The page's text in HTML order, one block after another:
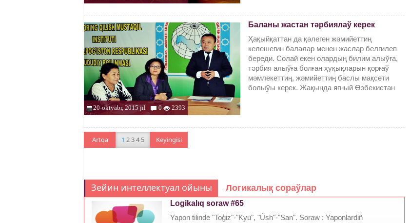
20-oktyabr, 2015 jıl 0 2393
Баланы жастан тәрбиялаў керек
Ҳақыйқаттан да қәлеген жәмийеттиң
келешегин балалар менен жаслар белгилеп
береди. Солай екен олардың билим алыўға,
тәрбия алыўға болған ҳуқықларын қорғаў
мәмлекеттиң, жәмийеттиң баслы мақсети
болыўы керек. Жақында яғный Өзбекистан
Artqa 1 234 5 Keyingisi
Зейин интеллектуал ойыны Логикалық сораўлар
Logikalıq soraw #65
Yapon tilinde "Toģiz"-"Kyu", "Úsh"-"San". Soraw : Yaponlardiñ